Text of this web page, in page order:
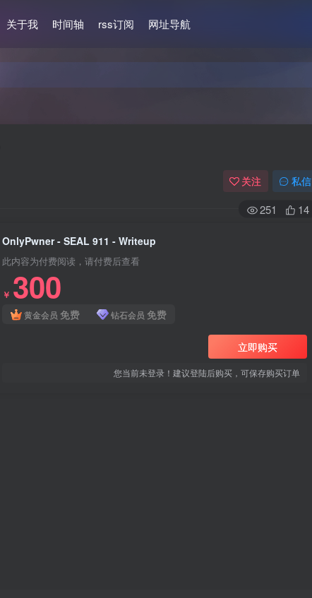
关于我 时间轴 rss订阅 网址导航
关注 私信
251 14
OnlyPwner - SEAL 911 - Writeup
此内容为付费阅读，请付费后查看
￥ 300
黄金会员 免费 钻石会员 免费
立即购买
您当前未登录！建议登陆后购买，可保存购买订单